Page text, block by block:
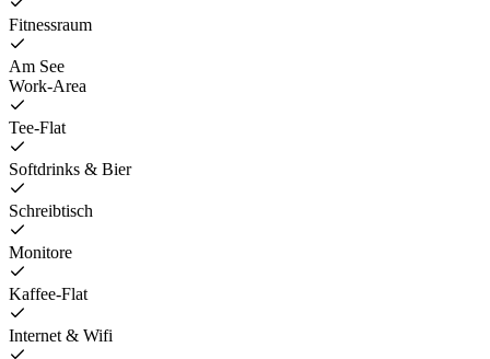
Fitnessraum
Am See
Work-Area
Tee-Flat
Softdrinks & Bier
Schreibtisch
Monitore
Kaffee-Flat
Internet & Wifi